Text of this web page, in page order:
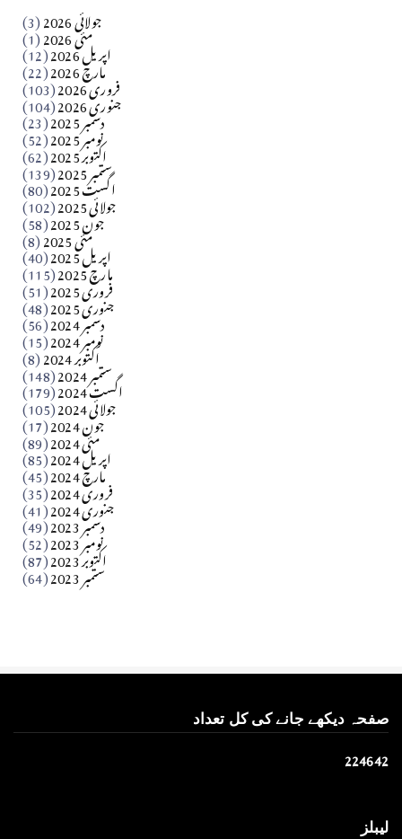
آزاد کشمیر جیسے احتجاج کی ضرورت ہے؟ از،،، ظہیرالدین
جولائی 2026 (3) مئی 2026 (1) اپریل 2026 (12) مارچ 2026 (22) فروری 2026 (103) جنوری 2026 (104) دسمبر 2025 (23) نومبر 2025 (52) اکتوبر 2025 (62) ستمبر 2025 (139) اگست 2025 (80) جولائی 2025 (102) جون 2025 (58) مئی 2025 (8) اپریل 2025 (40) مارچ 2025 (115) فروری 2025 (51) جنوری 2025 (48) دسمبر 2024 (56) نومبر 2024 (15) اکتوبر 2024 (8) ستمبر 2024 (148) اگست 2024 (179) جولائی 2024 (105) جون 2024 (17) مئی 2024 (89) اپریل 2024 (85) مارچ 2024 (45) فروری 2024 (35) جنوری 2024 (41) دسمبر 2023 (49) نومبر 2023 (52) اکتوبر 2023 (87) ستمبر 2023 (64)
صفحہ دیکھے جانے کی کل تعداد
224642
لیبلز